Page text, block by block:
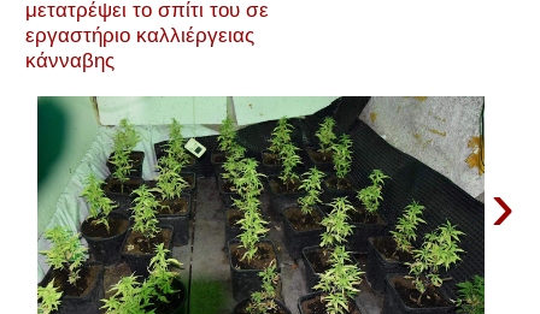
μετατρέψει το σπίτι του σε
εργαστήριο καλλιέργειας
κάνναβης
›